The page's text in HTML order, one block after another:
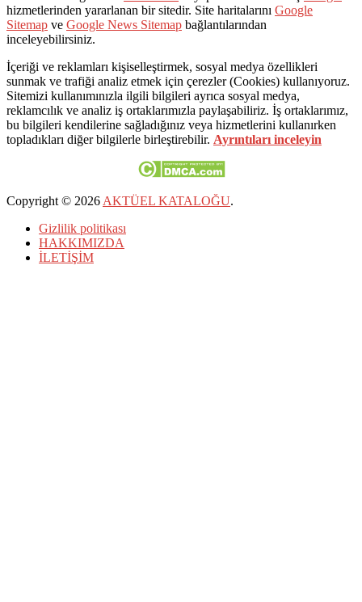
hizmetlerinden yararlanan bir sitedir. Site haritalarını Google
Sitemap ve Google News Sitemap bağlantılarından
inceleyebilirsiniz.
İçeriği ve reklamları kişiselleştirmek, sosyal medya özellikleri
sunmak ve trafiği analiz etmek için çerezler (Cookies) kullanıyoruz.
Sitemizi kullanımınızla ilgili bilgileri ayrıca sosyal medya,
reklamcılık ve analiz iş ortaklarımızla paylaşabiliriz. İş ortaklarımız,
bu bilgileri kendilerine sağladığınız veya hizmetlerini kullanırken
topladıkları diğer bilgilerle birleştirebilir. Ayrıntıları inceleyin
Copyright © 2026 AKTÜEL KATALOĞU.
Gizlilik politikası
HAKKIMIZDA
İLETİŞİM